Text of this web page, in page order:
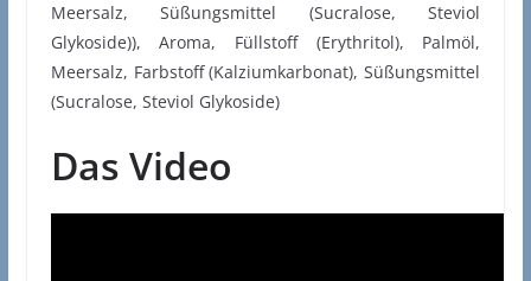
Meersalz, Süßungsmittel (Sucralose, Steviol
Glykoside)), Aroma, Füllstoff (Erythritol), Palmöl,
Meersalz, Farbstoff (Kalziumkarbonat), Süßungsmittel
(Sucralose, Steviol Glykoside)
Das Video